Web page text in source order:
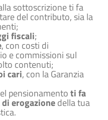
sottoscrizione ti fa
del contributo, sia la
fiscali;
, con costi di
e commissioni sul
contenuti;
cari, con la Garanzia
pensionamentoti fa
erogazionedella tua